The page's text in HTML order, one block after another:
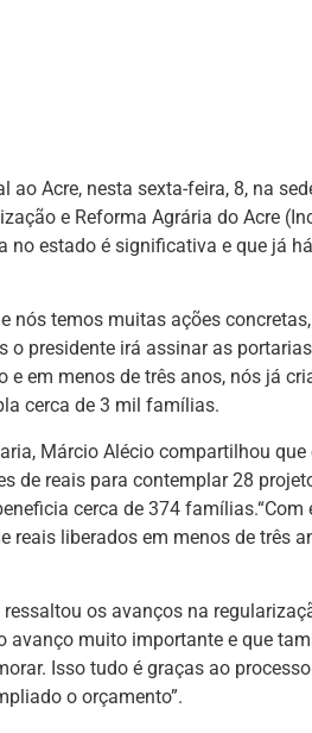
ao Acre, nesta sexta-feira, 8, na
e Reforma Agrária do Acre
no estado é significativa e que já
nós temos muitas ações
o presidente irá assinar as
e em menos de três anos, nós já
cerca de 3 mil famílias.
Márcio Alécio compartilhou
de reais para contemplar 28
cerca de 374
reais liberados em menos de três
os avanços na
avanço muito importante e que
Isso tudo é graças ao
o orçamento”.